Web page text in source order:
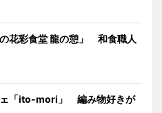
花彩食堂 龍の憩」 和食職人
ェ「ito-mori」 編み物好きが